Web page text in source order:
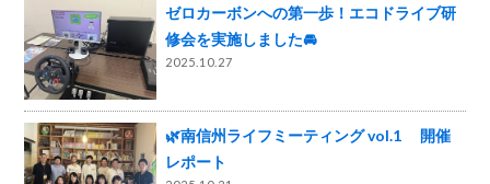
ゼロカーボンへの第一歩！エコドライブ研
修会を実施しました🚘
2025.10.27
🌿南信州ライフミーティング vol.1 開催
レポート